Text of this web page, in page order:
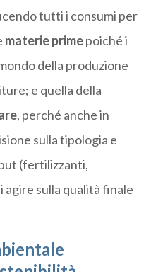
tutti i consumi per
materie primepoiché i
della produzione
e quella della
, perché anche in
sulla tipologia e
(fertilizzanti,
sulla qualità finale